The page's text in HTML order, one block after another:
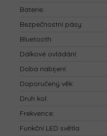
Baterie:
Bezpečnostní pásy:
Bluetooth:
Dálkové ovládání:
Doba nabíjení:
Doporučený věk:
Druh kol:
Frekvence:
Funkční LED světla: